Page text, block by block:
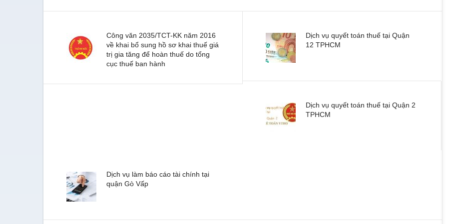
Công văn 2035/TCT-KK năm 2016
về khai bổ sung hồ sơ khai thuế giá
trị gia tăng để hoàn thuế do tổng
cục thuế ban hành
Dịch vụ quyết toán thuế tại Quận
12 TPHCM
Dịch vụ quyết toán thuế tại Quận 2
TPHCM
Dịch vụ làm báo cáo tài chính tại
quận Gò Vấp